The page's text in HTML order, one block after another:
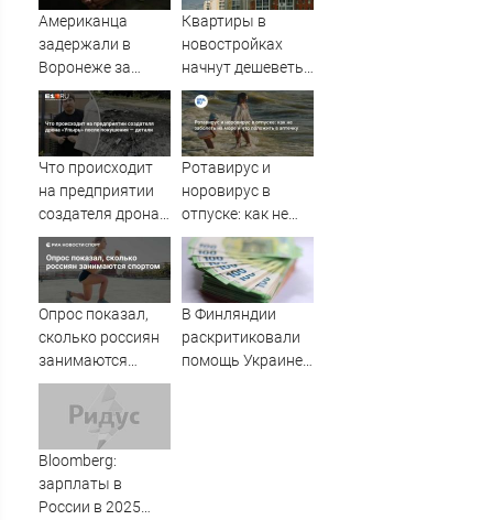
ужесточить -
Вести.ru
сотрудникам
Американца
задержали в
Воронеже за
пьяный дебош в
поезде
Квартиры в
новостройках
начнут дешеветь
— когда ждать
снижения цен
Что происходит
на предприятии
создателя дрона
«Упырь» после
покушения —
детали
Ротавирус и
норовирус в
отпуске: как не
заболеть на море
и что положить в
аптечку
Опрос показал,
сколько россиян
занимаются
спортом
В Финляндии
раскритиковали
помощь Украине
Bloomberg:
зарплаты в
России в 2025